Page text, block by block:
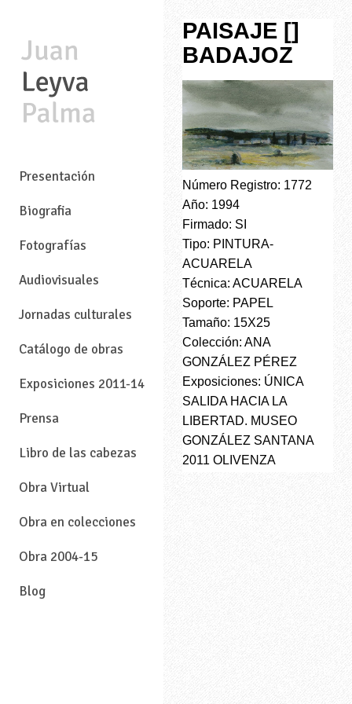
Presentación
Biografia
Fotografías
Audiovisuales
Jornadas culturales
Catálogo de obras
Exposiciones 2011-14
Prensa
Libro de las cabezas
Obra Virtual
Obra en colecciones
Obra 2004-15
Blog
PAISAJE []
BADAJOZ
Número Registro: 1772
Año: 1994
Firmado: SI
Tipo: PINTURA-
ACUARELA
Técnica: ACUARELA
Soporte: PAPEL
Tamaño: 15X25
Colección: ANA
GONZÁLEZ PÉREZ
Exposiciones: ÚNICA
SALIDA HACIA LA
LIBERTAD. MUSEO
GONZÁLEZ SANTANA
2011 OLIVENZA